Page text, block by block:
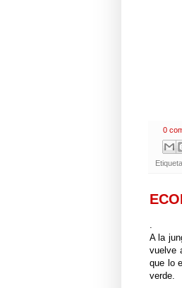
0
.
A la
vuelve
que lo
verde.